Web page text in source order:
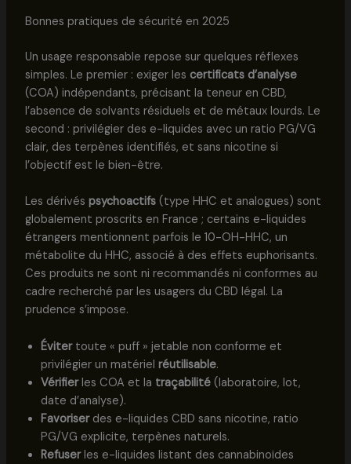
Bonnes pratiques de sécurité en 2025
Un usage responsable repose sur quelques réflexes
simples. Le premier : exiger les certificats d’analyse
(COA) indépendants, précisant la teneur en CBD,
l’absence de solvants résiduels et de métaux lourds. Le
second : privilégier des e-liquides avec un ratio PG/VG
clair, des terpènes identifiés, et sans nicotine si
l’objectif est le bien-être.
Les dérivés psychoactifs(type HHC et analogues) sont
globalement proscrits en France ; certains e-liquides
étrangers mentionnent parfois le 10-OH-HHC, un
métabolite du HHC, associé à des effets euphorisants.
Ces produits ne sont ni recommandés ni conformes au
cadre recherché par les usagers du CBD légal. La
prudence s’impose.
Évitertoute « puff » jetable non conforme et
privilégier un matériel réutilisable.
Vérifierles COA et la traçabilité(laboratoire, lot,
date d’analyse).
Favoriserdes e-liquides CBD sans nicotine, ratio
PG/VG explicite, terpènes naturels.
Refuserles e-liquides listant des cannabinoïdes